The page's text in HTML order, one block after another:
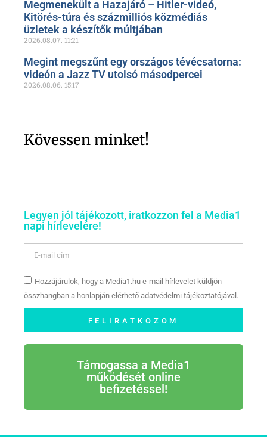
Megmenekült a Hazajáró – Hitler-videó,
Kitörés-túra és százmilliós közmédiás
üzletek a készítők múltjában
2026.08.07. 11:21
Megint megszűnt egy országos tévécsatorna:
videón a Jazz TV utolsó másodpercei
2026.08.06. 15:17
Kövessen minket!
Legyen jól tájékozott, iratkozzon fel a Media1
napi hírlevelére!
Hozzájárulok, hogy a Media1.hu e-mail hírlevelet küldjön
összhangban a honlapján elérhető adatvédelmi tájékoztatójával.
FELIRATKOZOM
Támogassa a Media1
működését online
befizetéssel!